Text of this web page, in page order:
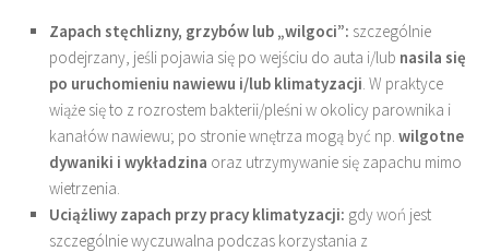
Zapach stęchlizny, grzybów lub „wilgoci”: szczególnie
podejrzany, jeśli pojawia się po wejściu do auta i/lub nasila się
po uruchomieniu nawiewu i/lub klimatyzacji . W praktyce
wiąże się to z rozrostem bakterii/pleśni w okolicy parownika i
kanałów nawiewu; po stronie wnętrza mogą być np. wilgotne
dywaniki i wykładzina oraz utrzymywanie się zapachu mimo
wietrzenia.
Uciążliwy zapach przy pracy klimatyzacji: gdy woń jest
szczególnie wyczuwalna podczas korzystania z